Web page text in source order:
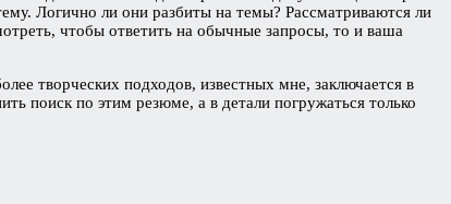
Логично ли они разбиты на темы? Рассматриваются ли
чтобы ответить на обычные запросы, то и ваша
творческих подходов, известных мне, заключается в
поиск по этим резюме, а в детали погружаться только